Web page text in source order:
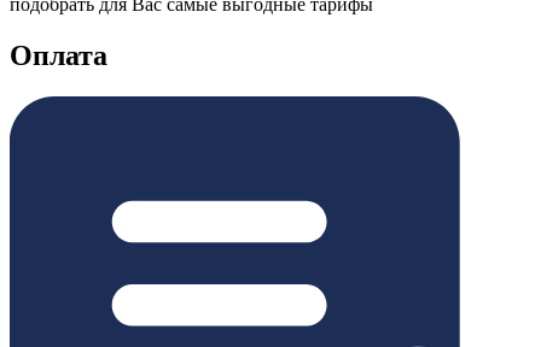
Оплата